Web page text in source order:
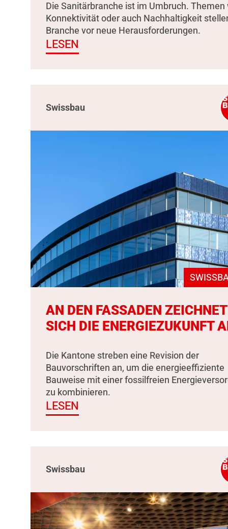
Die Sanitärbranche ist im Umbruch. Themen
Konnektivität oder auch Nachhaltigkeit
Branche vor neue Herausforderungen.
LESEN
Swissbau
AN DEN FASSADEN ZEICHNET
SICH DIE ENERGIEZUKUNFT
Die Kantone streben eine Revision der
Bauvorschriften an, um die energieeffiziente
Bauweise mit einer fossilfreien
zu kombinieren.
LESEN
Swissbau